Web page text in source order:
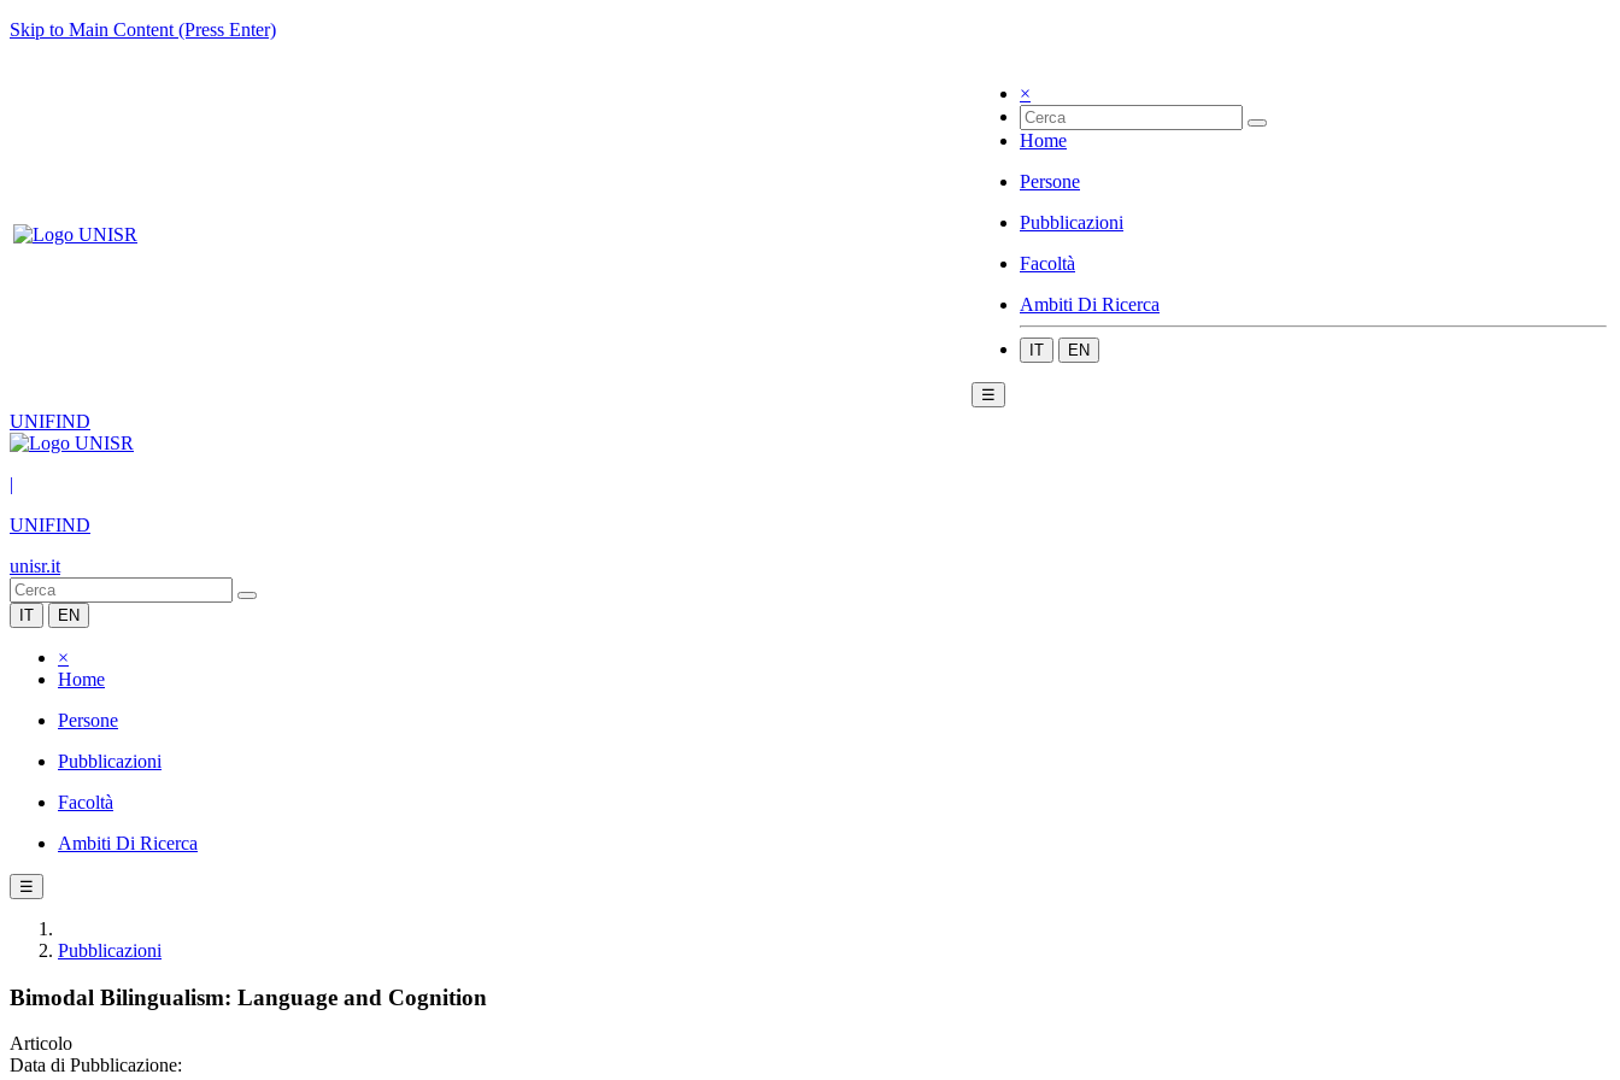
Skip to Main Content (Press Enter)
×
Home
Persone
Pubblicazioni
Facoltà
Ambiti Di Ricerca
IT EN
☰
UNIFIND
|
UNIFIND
unisr.it
IT EN
×
Home
Persone
Pubblicazioni
Facoltà
Ambiti Di Ricerca
☰
Pubblicazioni
Bimodal Bilingualism: Language and Cognition
Articolo
Data di Pubblicazione: